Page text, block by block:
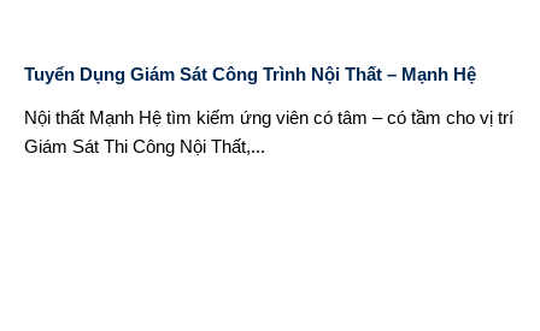
Tuyển Dụng Giám Sát Công Trình Nội Thất – Mạnh Hệ
Nội thất Mạnh Hệ tìm kiếm ứng viên có tâm – có tầm cho vị trí
Giám Sát Thi Công Nội Thất,...